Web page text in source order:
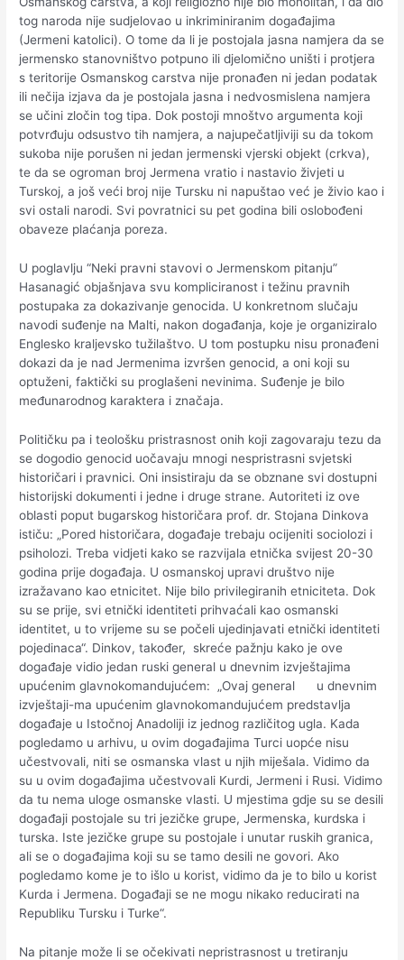
tog naroda nije sudjelovao u inkriminiranim događajima
(Jermeni katolici). O tome da li je postojala jasna namjera da se
jermensko stanovništvo potpuno ili djelomično uništi i protjera
s teritorije Osmanskog carstva nije pronađen ni jedan podatak
ili nečija izjava da je postojala jasna i nedvosmislena namjera
se učini zločin tog tipa. Dok postoji mnoštvo argumenta koji
potvrđuju odsustvo tih namjera, a najupečatljiviji su da tokom
sukoba nije porušen ni jedan jermenski vjerski objekt (crkva),
te da se ogroman broj Jermena vratio i nastavio živjeti u
Turskoj, a još veći broj nije Tursku ni napuštao već je živio kao i
svi ostali narodi. Svi povratnici su pet godina bili oslobođeni
obaveze plaćanja poreza.
U poglavlju “Neki pravni stavovi o Jermenskom pitanju”
Hasanagić objašnjava svu kompliciranost i težinu pravnih
postupaka za dokazivanje genocida. U konkretnom slučaju
navodi suđenje na Malti, nakon događanja, koje je organiziralo
Englesko kraljevsko tužilaštvo. U tom postupku nisu pronađeni
dokazi da je nad Jermenima izvršen genocid, a oni koji su
optuženi, faktički su proglašeni nevinima. Suđenje je bilo
međunarodnog karaktera i značaja.
Političku pa i teološku pristrasnost onih koji zagovaraju tezu da
se dogodio genocid uočavaju mnogi nespristrasni svjetski
historičari i pravnici. Oni insistiraju da se obznane svi dostupni
historijski dokumenti i jedne i druge strane. Autoriteti iz ove
oblasti poput bugarskog historičara prof. dr. Stojana Dinkova
ističu: „Pored historičara, događaje trebaju ocijeniti sociolozi i
psiholozi. Treba vidjeti kako se razvijala etnička svijest 20-30
godina prije događaja. U osmanskoj upravi društvo nije
izražavano kao etnicitet. Nije bilo privilegiranih etniciteta. Dok
su se prije, svi etnički identiteti prihvaćali kao osmanski
identitet, u to vrijeme su se počeli ujedinjavati etnički identiteti
pojedinaca“. Dinkov, također, skreće pažnju kako je ove
događaje vidio jedan ruski general u dnevnim izvještajima
upućenim glavnokomandujućem: „Ovaj general u dnevnim
izvještaji-ma upućenim glavnokomandujućem predstavlja
događaje u Istočnoj Anadoliji iz jednog različitog ugla. Kada
pogledamo u arhivu, u ovim događajima Turci uopće nisu
učestvovali, niti se osmanska vlast u njih miješala. Vidimo da
su u ovim događajima učestvovali Kurdi, Jermeni i Rusi. Vidimo
da tu nema uloge osmanske vlasti. U mjestima gdje su se desili
događaji postojale su tri jezičke grupe, Jermenska, kurdska i
turska. Iste jezičke grupe su postojale i unutar ruskih granica,
ali se o događajima koji su se tamo desili ne govori. Ako
pogledamo kome je to išlo u korist, vidimo da je to bilo u korist
Kurda i Jermena. Događaji se ne mogu nikako reducirati na
Republiku Tursku i Turke“.
Na pitanje može li se očekivati nepristrasnost u tretiranju